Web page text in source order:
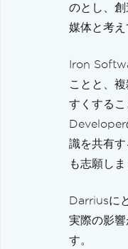
のとし、
媒体と考え
Iron
ことと、
すくする
Developer
識を共有
も志願しま
Darriusに
実際の影
す。